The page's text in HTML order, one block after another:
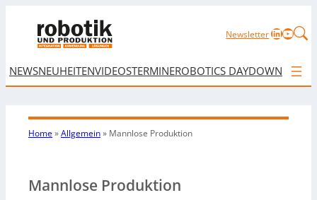
NewsletterLinkedIn
NEWSNEUHEITENVIDEOSTERMINEROBOTICS DAYDOWNLOAD
Home»Allgemein» Mannlose Produktion
Mannlose Produktion